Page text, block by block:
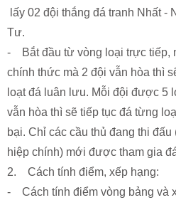
lấy 02 đội thắng đá tranh Nhất -
Tư.
- Bắt đầu từ vòng loại trực tiếp,
chính thức mà 2 đội vẫn hòa thì
loạt đá luân lưu. Mỗi đội được 5
vẫn hòa thì sẽ tiếp tục đá từng
bại. Chỉ các cầu thủ đang thi đấu
hiệp chính) mới được tham gia
2. Cách tính điểm, xếp hạng:
- Cách tính điểm vòng bảng và